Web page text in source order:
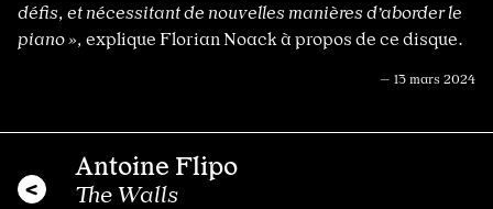
défis, et nécessitant de nouvelles manières d’aborder le
piano », explique Florian Noack à propos de ce disque.
— 13 mars 2024
Antoine Flipo
The Walls